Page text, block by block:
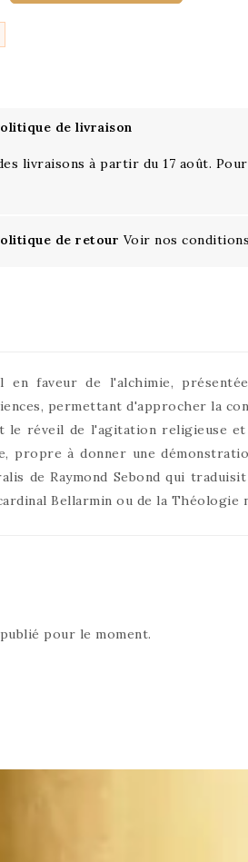
de livraison
livraisons à partir du 17 août.
de retour Voir nos
faveur de l'alchimie,
permettant d'approcher la
réveil de l'agitation religieuse
propre à donner une
de Raymond Sebond qui
Bellarmin ou de la Théologie
pour le moment.